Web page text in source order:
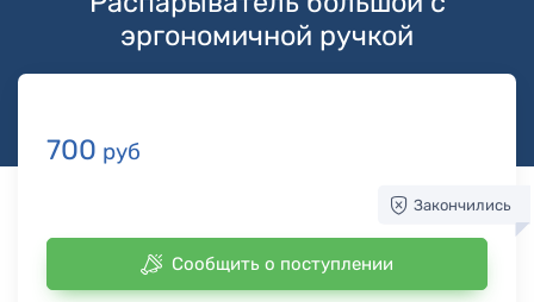
эргономичной ручкой
700 руб
Закончились
Сообщить о поступлении